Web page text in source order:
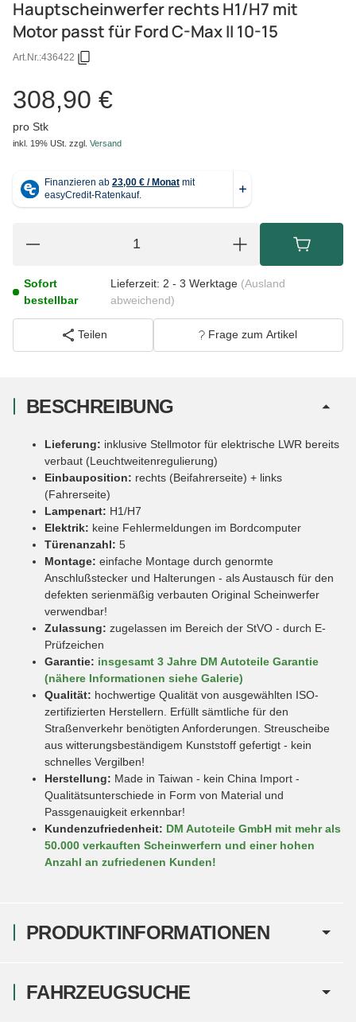
Hauptscheinwerfer rechts H1/H7 mit
Motor passt für Ford C-Max II 10-15
Art.Nr.:436422
308,90 €
pro Stk
inkl. 19% USt. zzgl. Versand
Sofort
bestellbar
Lieferzeit: 2 - 3 Werktage (Ausland
abweichend)
Teilen Frage zum Artikel
PRODUKTINFORMATIONEN
BESCHREIBUNG
Lieferung: inklusive Stellmotor für elektrische LWR bereits
verbaut (Leuchtweitenregulierung)
Einbauposition: rechts (Beifahrerseite) + links
(Fahrerseite)
Lampenart: H1/H7
Elektrik: keine Fehlermeldungen im Bordcomputer
Türenanzahl: 5
Montage: einfache Montage durch genormte
Anschlußstecker und Halterungen - als Austausch für den
defekten serienmäßig verbauten Original Scheinwerfer
verwendbar!
Zulassung: zugelassen im Bereich der StVO - durch E-
Prüfzeichen
Garantie: insgesamt 3 Jahre DM Autoteile Garantie
(nähere Informationen siehe Galerie)
Qualität: hochwertige Qualität von ausgewählten ISO-
zertifizierten Herstellern. Erfüllt sämtliche für den
Straßenverkehr benötigten Anforderungen. Streuscheibe
aus witterungsbeständigem Kunststoff gefertigt - kein
schnelles Vergilben!
Herstellung: Made in Taiwan - kein China Import -
Qualitätsunterschiede in Form von Material und
Passgenauigkeit erkennbar!
Kundenzufriedenheit: DM Autoteile GmbH mit mehr als
50.000 verkauften Scheinwerfern und einer hohen
Anzahl an zufriedenen Kunden!
FAHRZEUGSUCHE